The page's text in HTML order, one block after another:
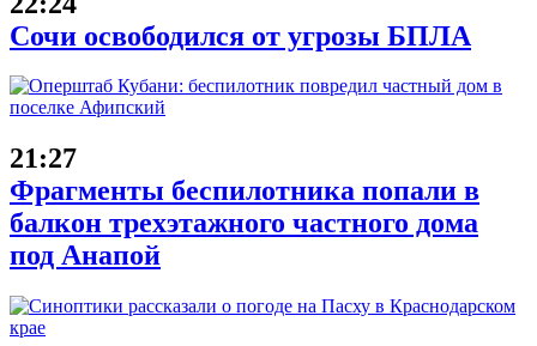
Сочи освободился от угрозы БПЛА
21:27
Фрагменты беспилотника попали в
балкон трехэтажного частного дома
под Анапой